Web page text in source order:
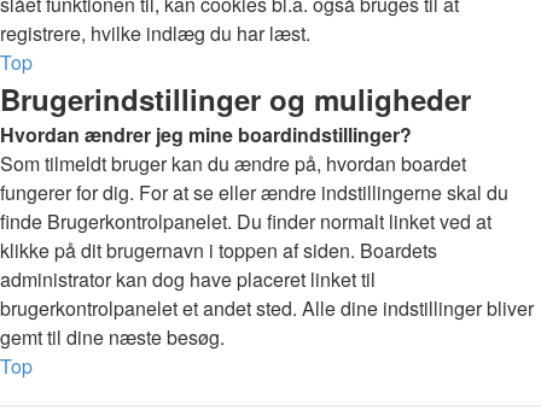
registrere, hvilke indlæg du har læst.
Top
Brugerindstillinger og muligheder
Hvordan ændrer jeg mine boardindstillinger?
Som tilmeldt bruger kan du ændre på, hvordan boardet
fungerer for dig. For at se eller ændre indstillingerne skal du
finde Brugerkontrolpanelet. Du finder normalt linket ved at
klikke på dit brugernavn i toppen af siden. Boardets
administrator kan dog have placeret linket til
brugerkontrolpanelet et andet sted. Alle dine indstillinger bliver
gemt til dine næste besøg.
Top